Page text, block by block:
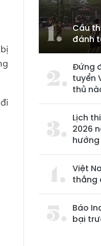
Cầu
đánh
Đứng
tuyển
thủ
Lịch
2026
Việt
thắng
Báo
bại